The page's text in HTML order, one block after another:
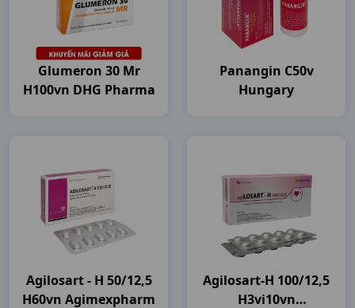
Glumeron 30 Mr
H100vn DHG Pharma
Panangin C50v
Hungary
Agilosart - H 50/12,5
H60vn Agimexpharm
Agilosart-H 100/12,5
H3vi10vn